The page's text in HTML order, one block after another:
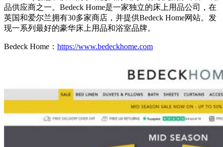
品供应商之一。Bedeck Home是一家独立的床上用品公司，在
英国和爱尔兰拥有30多家商店，并提供Bedeck Home网站。发
现一系列最好的豪华床上用品和浴室品牌。
Bedeck Home： https://www.bedeckhome.com